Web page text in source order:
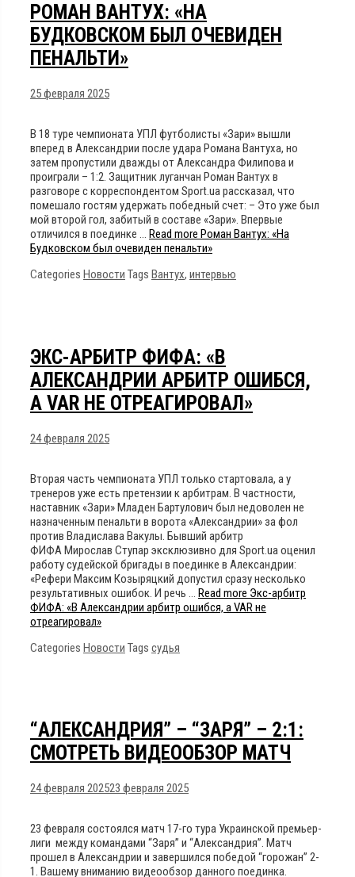
РОМАН ВАНТУХ: «НА
БУДКОВСКОМ БЫЛ ОЧЕВИДЕН
ПЕНАЛЬТИ»
25 февраля 2025
В 18 туре чемпионата УПЛ футболисты «Зари» вышли
вперед в Александрии после удара Романа Вантуха, но
затем пропустили дважды от Александра Филипова и
проиграли – 1:2. Защитник луганчан Роман Вантух в
разговоре с корреспондентом Sport.ua рассказал, что
помешало гостям удержать победный счет: – Это уже был
мой второй гол, забитый в составе «Зари». Впервые
отличился в поединке … Read more Роман Вантух: «На
Будковском был очевиден пенальти»
Categories Новости Tags Вантух, интервью
ЭКС-АРБИТР ФИФА: «В
АЛЕКСАНДРИИ АРБИТР ОШИБСЯ,
А VAR НЕ ОТРЕАГИРОВАЛ»
24 февраля 2025
Вторая часть чемпионата УПЛ только стартовала, а у
тренеров уже есть претензии к арбитрам. В частности,
наставник «Зари» Младен Бартулович был недоволен не
назначенным пенальти в ворота «Александрии» за фол
против Владислава Вакулы. Бывший арбитр
ФИФА Мирослав Ступар эксклюзивно для Sport.ua оценил
работу судейской бригады в поединке в Александрии:
«Рефери Максим Козыряцкий допустил сразу несколько
результативных ошибок. И речь … Read more Экс-арбитр
ФИФА: «В Александрии арбитр ошибся, а VAR не
отреагировал»
Categories Новости Tags судья
“АЛЕКСАНДРИЯ” – “ЗАРЯ” – 2:1:
СМОТРЕТЬ ВИДЕООБЗОР МАТЧ
24 февраля 202523 февраля 2025
23 февраля состоялся матч 17-го тура Украинской премьер-
лиги между командами “Заря” и “Александрия”. Матч
прошел в Александрии и завершился победой “горожан” 2-
1. Вашему вниманию видеообзор данного поединка.